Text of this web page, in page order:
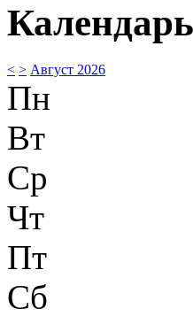
< > Август 2026
Пн
Вт
Ср
Чт
Пт
Сб